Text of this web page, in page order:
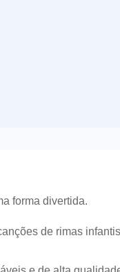
forma divertida.
de rimas